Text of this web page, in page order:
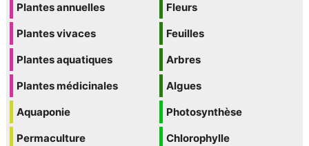
Plantes annuelles
Plantes vivaces
Plantes aquatiques
Plantes médicinales
Aquaponie
Permaculture
Fleurs
Feuilles
Arbres
Algues
Photosynthèse
Chlorophylle